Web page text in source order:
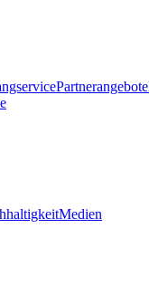
Partnerangebote
Medien